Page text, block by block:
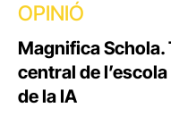
OPINIÓ
Magnifica Schola.
central de
de la IA